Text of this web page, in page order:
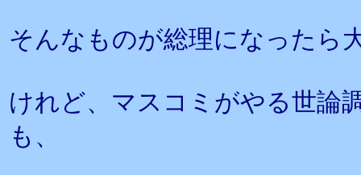
そんなものが総理になったら
けれど、マスコミがやる世論
も、